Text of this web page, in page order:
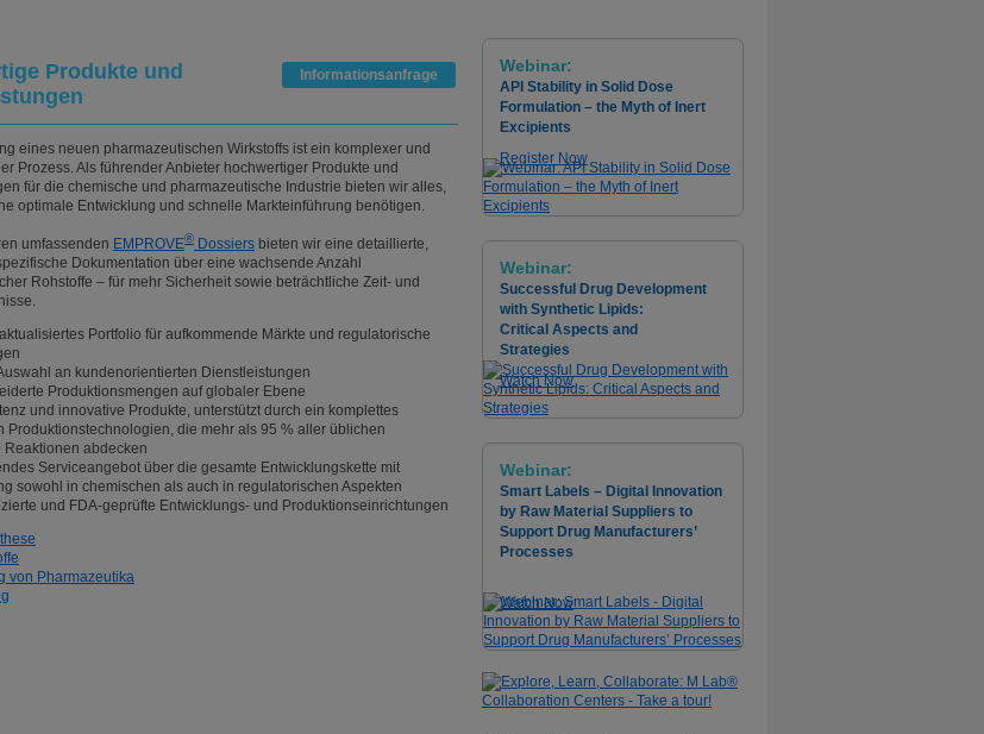
Informationsanfrage
Produkte und
eines neuen pharmazeutischen Wirkstoffs ist ein komplexer und
Prozess. Als führender Anbieter hochwertiger Produkte und
für die chemische und pharmazeutische Industrie bieten wir alles,
optimale Entwicklung und schnelle Markteinführung benötigen.
umfassenden EMPROVE® Dossiers bieten wir eine detaillierte,
Dokumentation über eine wachsende Anzahl
Rohstoffe – für mehr Sicherheit sowie beträchtliche Zeit- und
Portfolio für aufkommende Märkte und regulatorische
an kundenorientierten Dienstleistungen
Produktionsmengen auf globaler Ebene
und innovative Produkte, unterstützt durch ein komplettes
Produktionstechnologien, die mehr als 95 % aller üblichen
Reaktionen abdecken
Serviceangebot über die gesamte Entwicklungskette mit
sowohl in chemischen als auch in regulatorischen Aspekten
und FDA-geprüfte Entwicklungs- und Produktionseinrichtungen
von Pharmazeutika
Webinar:
API Stability in Solid Dose
Formulation – the Myth of Inert
Excipients
Register Now
Webinar:
Successful Drug Development
with Synthetic Lipids:
Critical Aspects and
Strategies
Watch Now
Webinar:
Smart Labels – Digital Innovation
by Raw Material Suppliers to
Support Drug Manufacturers’
Processes
Watch Now